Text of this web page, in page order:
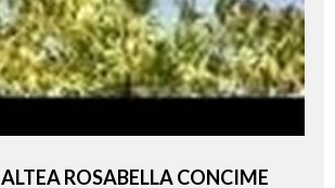
ALTEA ROSABELLA CONCIME